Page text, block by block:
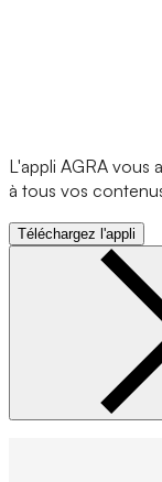
L'appli AGRA vous
à tous vos
Téléchargez l'appli